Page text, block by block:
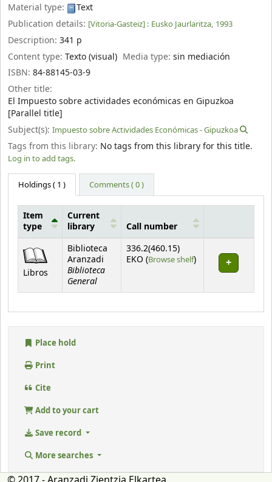
Material type:
Text
Publication details: [Vitoria-Gasteiz] : Eusko Jaurlaritza, 1993
Description: 341 p
Content type: Texto (visual) Media type:sin mediación
ISBN: 84-88145-03-9
Other title:
El Impuesto sobre actividades económicas en Gipuzkoa
[Parallel title]
Subject(s): Impuesto sobre Actividades Económicas - Gipuzkoa
Tags from this library: No tags from this library for this title.
Log in to add tags.
Holdings( 1 ) Comments ( 0 )
Item
type
Current
library
Call number
Libros
Biblioteca
Aranzadi
Biblioteca
General
336.2(460.15)
EKO (Browse shelf(Opens below)
)
Place hold
Print
Cite
Add to your cart
Save record
More searches